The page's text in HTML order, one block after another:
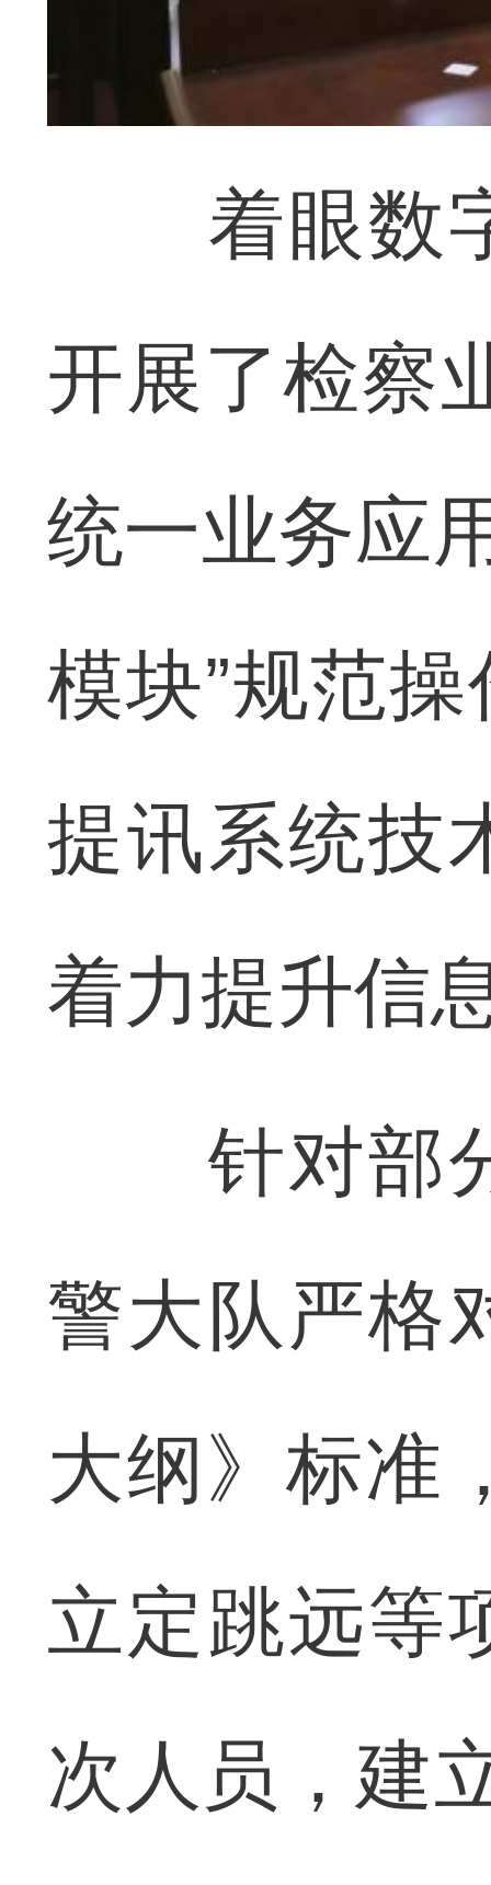
着眼数字
开展了检察
统一业务应
模块”规范
提讯系统技
着力提升信
针对部分
警大队严格
大纲》标准
立定跳远等
次人员，建